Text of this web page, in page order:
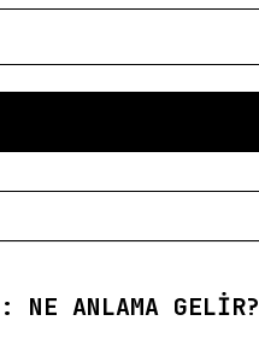
NE ANLAMA GELIR?